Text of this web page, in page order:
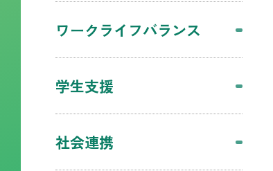
ワークライフバランス
学生支援
社会連携